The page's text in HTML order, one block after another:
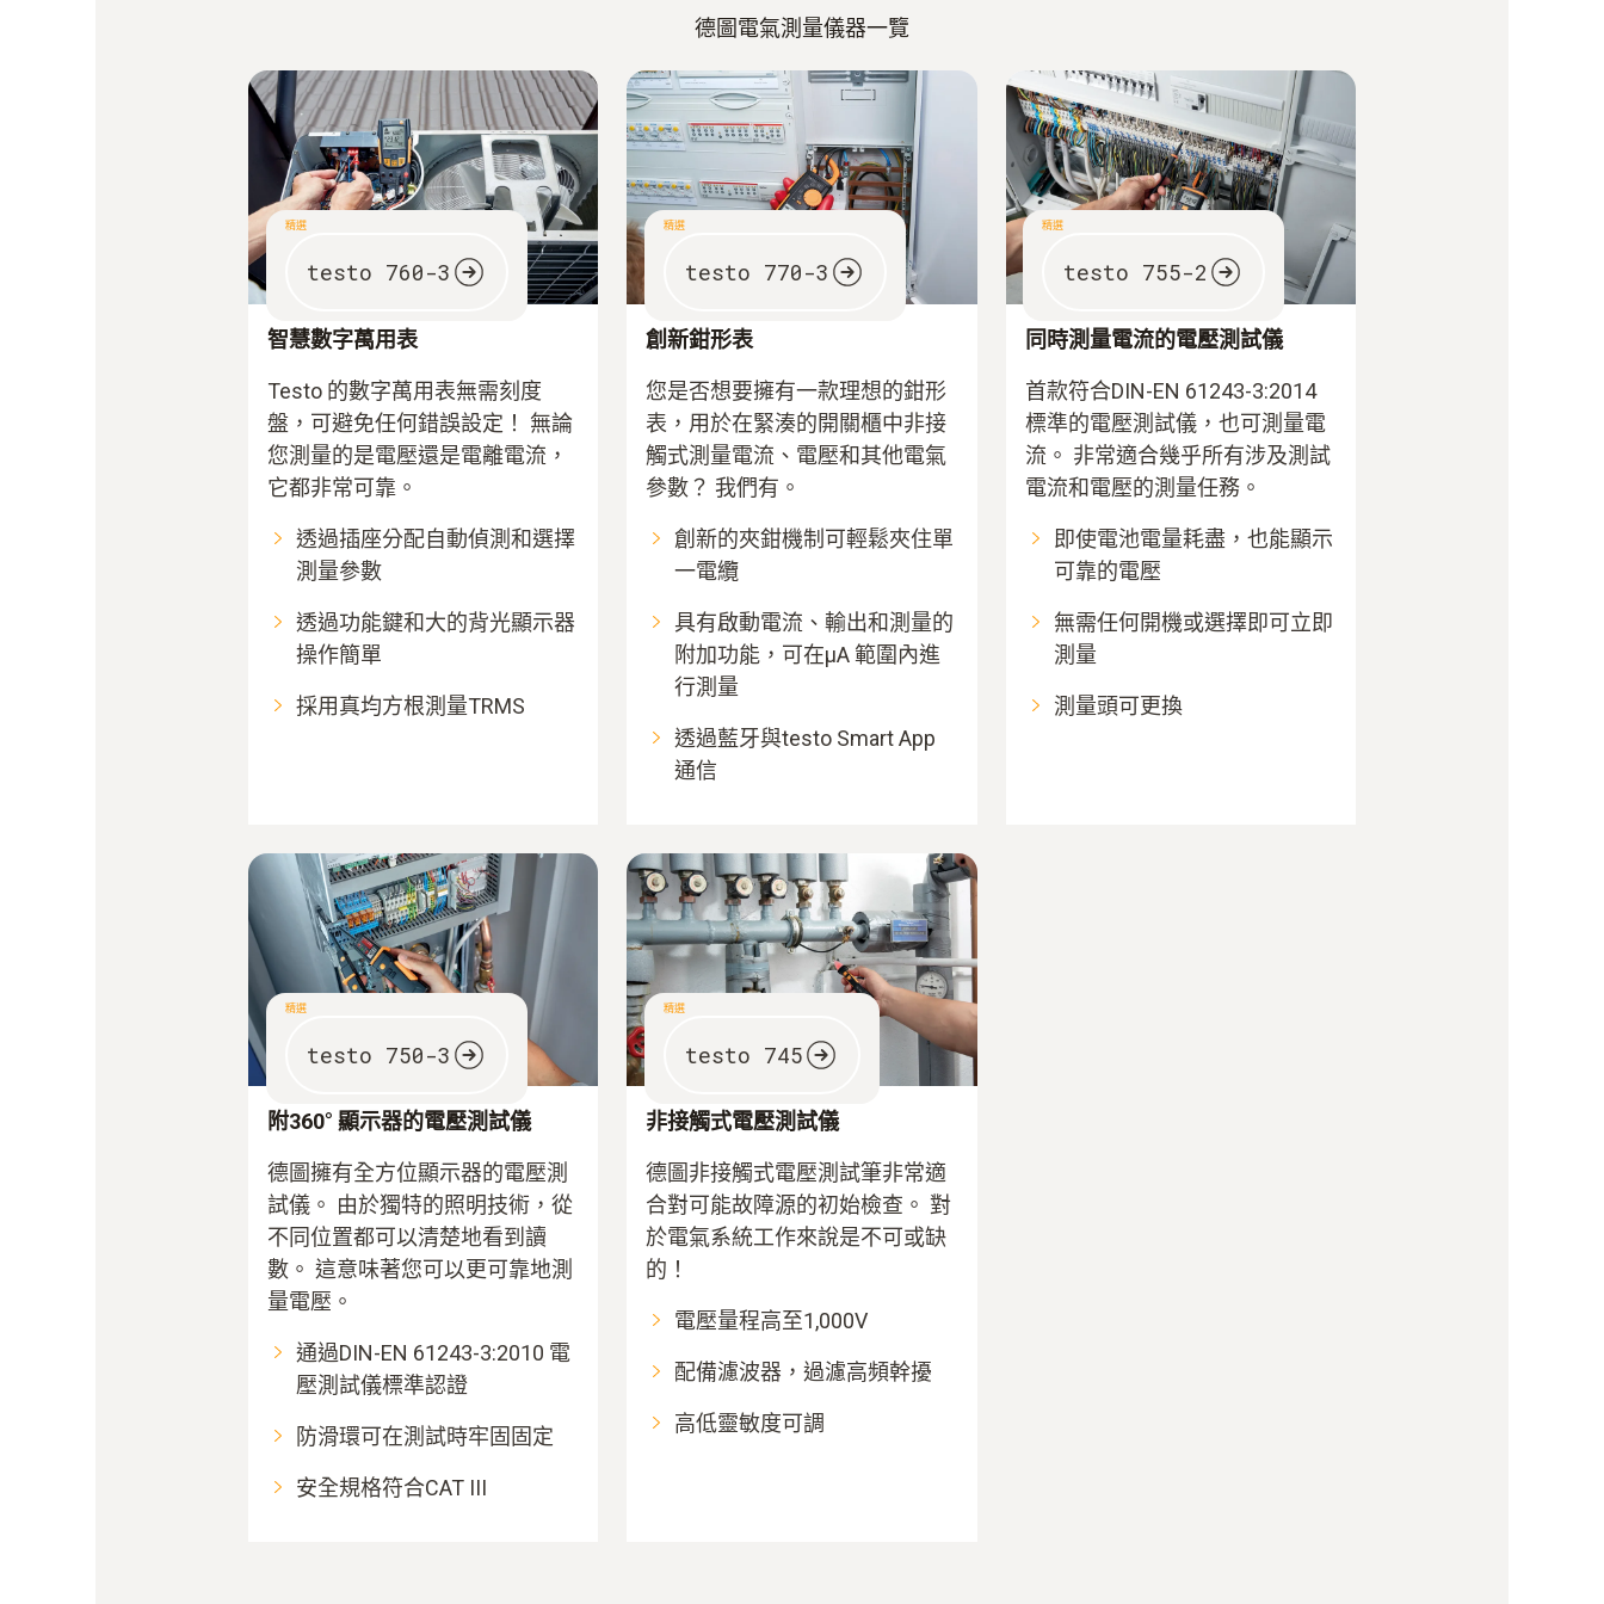
德圖電氣測量儀器一覽
精選
testo 760-3
智慧數字萬用表
Testo 的數字萬用表無需刻度
盤，可避免任何錯誤設定！ 無論
您測量的是電壓還是電離電流，
它都非常可靠。
透過插座分配自動偵測和選擇
測量參數
透過功能鍵和大的背光顯示器
操作簡單
採用真均方根測量TRMS
精選
testo 770-3
創新鉗形表
您是否想要擁有一款理想的鉗形
表，用於在緊湊的開關櫃中非接
觸式測量電流、電壓和其他電氣
參數？ 我們有。
創新的夾鉗機制可輕鬆夾住單
一電纜
具有啟動電流、輸出和測量的
附加功能，可在μA 範圍內進
行測量
透過藍牙與testo Smart App
通信
精選
testo 755-2
同時測量電流的電壓測試儀
首款符合DIN-EN 61243-3:2014
標準的電壓測試儀，也可測量電
流。 非常適合幾乎所有涉及測試
電流和電壓的測量任務。
即使電池電量耗盡，也能顯示
可靠的電壓
無需任何開機或選擇即可立即
測量
測量頭可更換
精選
testo 750-3
附360° 顯示器的電壓測試儀
德圖擁有全方位顯示器的電壓測
試儀。 由於獨特的照明技術，從
不同位置都可以清楚地看到讀
數。 這意味著您可以更可靠地測
量電壓。
通過DIN-EN 61243-3:2010 電
壓測試儀標準認證
防滑環可在測試時牢固固定
安全規格符合CAT III
精選
testo 745
非接觸式電壓測試儀
德圖非接觸式電壓測試筆非常適
合對可能故障源的初始檢查。 對
於電氣系統工作來說是不可或缺
的！
電壓量程高至1,000V
配備濾波器，過濾高頻幹擾
高低靈敏度可調